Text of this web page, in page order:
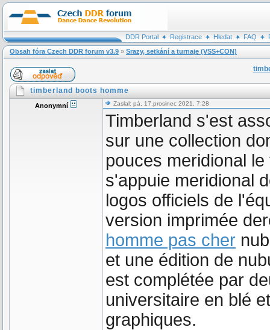
DDR Portal Registrace Hledat FAQ
Obsah fóra Czech DDR forum v3.9 » Srazy, setkání a turnaje (VSS+CON)
timberland boots homme
Anonymní Zaslal: pá, 17.prosinec 2021, 7:28
Timberland s'est
sur une collection
pouces meridional
s'appuie meridional
logos officiels de
version imprimée
homme pas cher
et une édition de
est complétée par
universitaire en blé
graphiques.